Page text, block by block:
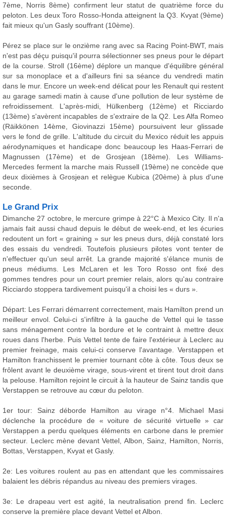
7ème, Norris 8ème) confirment leur statut de quatrième force du
peloton. Les deux Toro Rosso-Honda atteignent la Q3. Kvyat (9ème)
fait mieux qu'un Gasly souffrant (10ème).
Pérez se place sur le onzième rang avec sa Racing Point-BWT, mais
n'est pas déçu puisqu'il pourra sélectionner ses pneus pour le départ
de la course. Stroll (16ème) déplore un manque d'équilibre général
sur sa monoplace et a d'ailleurs fini sa séance du vendredi matin
dans le mur. Encore un week-end délicat pour les Renault qui restent
au garage samedi matin à cause d'une pollution de leur système de
refroidissement. L'après-midi, Hülkenberg (12ème) et Ricciardo
(13ème) s'avèrent incapables de s'extraire de la Q2. Les Alfa Romeo
(Räikkönen 14ème, Giovinazzi 15ème) poursuivent leur glissade
vers le fond de grille. L'altitude du circuit du Mexico réduit les appuis
aérodynamiques et handicape donc beaucoup les Haas-Ferrari de
Magnussen (17ème) et de Grosjean (18ème). Les Williams-
Mercedes ferment la marche mais Russell (19ème) ne concède que
deux dixièmes à Grosjean et relègue Kubica (20ème) à plus d'une
seconde.
Le Grand Prix
Dimanche 27 octobre, le mercure grimpe à 22°C à Mexico City. Il n'a
jamais fait aussi chaud depuis le début de week-end, et les écuries
redoutent un fort « graining » sur les pneus durs, déjà constaté lors
des essais du vendredi. Toutefois plusieurs pilotes vont tenter de
n'effectuer qu'un seul arrêt. La grande majorité s'élance munis de
pneus médiums. Les McLaren et les Toro Rosso ont fixé des
gommes tendres pour un court premier relais, alors qu'au contraire
Ricciardo stoppera tardivement puisqu'il a choisi les « durs ».
Départ: Les Ferrari démarrent correctement, mais Hamilton prend un
meilleur envol. Celui-ci s'infiltre à la gauche de Vettel qui le tasse
sans ménagement contre la bordure et le contraint à mettre deux
roues dans l'herbe. Puis Vettel tente de faire l'extérieur à Leclerc au
premier freinage, mais celui-ci conserve l'avantage. Verstappen et
Hamilton franchissent le premier tournant côte à côte. Tous deux se
frôlent avant le deuxième virage, sous-virent et tirent tout droit dans
la pelouse. Hamilton rejoint le circuit à la hauteur de Sainz tandis que
Verstappen se retrouve au cœur du peloton.
1er tour: Sainz déborde Hamilton au virage n°4. Michael Masi
déclenche la procédure de « voiture de sécurité virtuelle » car
Verstappen a perdu quelques éléments en carbone dans le premier
secteur. Leclerc mène devant Vettel, Albon, Sainz, Hamilton, Norris,
Bottas, Verstappen, Kvyat et Gasly.
2e: Les voitures roulent au pas en attendant que les commissaires
balaient les débris répandus au niveau des premiers virages.
3e: Le drapeau vert est agité, la neutralisation prend fin. Leclerc
conserve la première place devant Vettel et Albon.